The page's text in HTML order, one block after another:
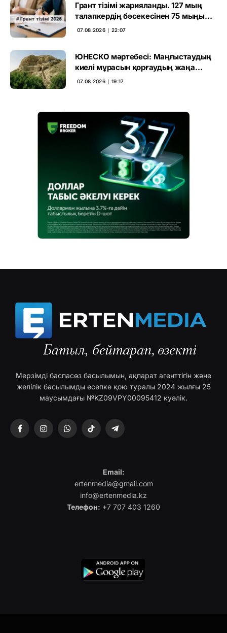
Грант тізімі жарияланды. 127 мың
талапкердің бәсекесінен 75 мыңы
өтті
07.08.2026 ∣ 22:07
ЮНЕСКО мәртебесі: Маңғыстаудың
киелі мұрасын қорғаудың жаңа
кезеңі басталды
07.08.2026 ∣ 19:17
Мерзімді баспасөз басылымын, ақпарат агенттігін және
желілік басылымды есепке қою туралы 2024 жылғы 25
маусымдағы №KZ09VPY00095412 куәлік.
FacebookInstagramWhatsAppTikTok Telegram
Email:
ertenmedia@gmail.com
info@ertenmedia.kz
Телефон: +7 707 403 1260